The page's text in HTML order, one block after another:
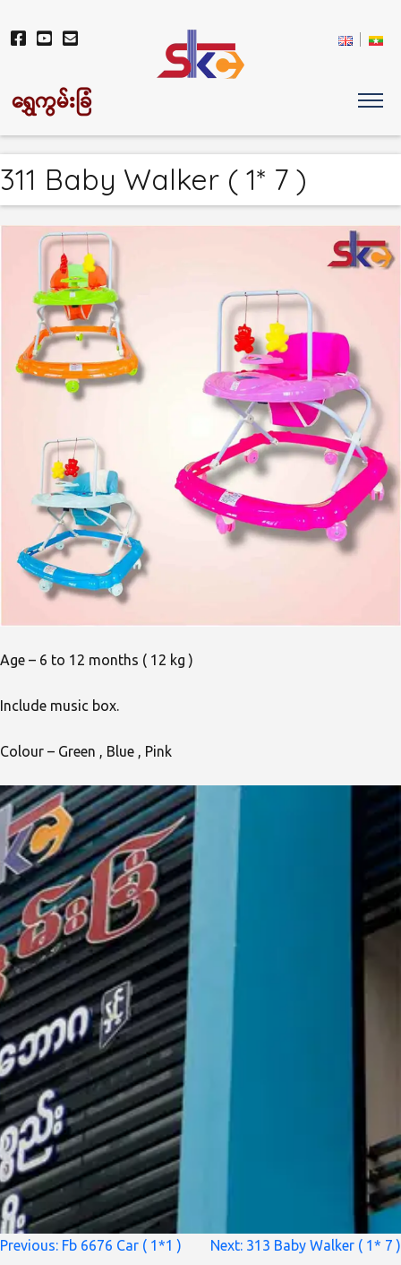
ရွှေကွမ်းခြံ
311 Baby Walker ( 1* 7 )
Age – 6 to 12 months ( 12 kg )
Include music box.
Colour – Green , Blue , Pink
စာမူ
Previous: Fb 6676 Car ( 1*1 ) Next: 313 Baby Walker ( 1* 7 )